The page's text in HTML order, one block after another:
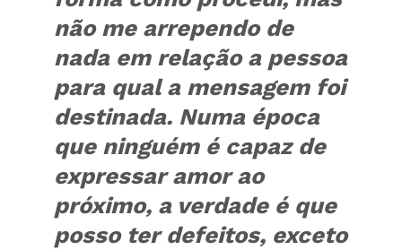
não me arrependo de
nada em relação a pessoa
para qual a mensagem foi
destinada. Numa época
que ninguém é capaz de
expressar amor ao
próximo, a verdade é que
posso ter defeitos, exceto